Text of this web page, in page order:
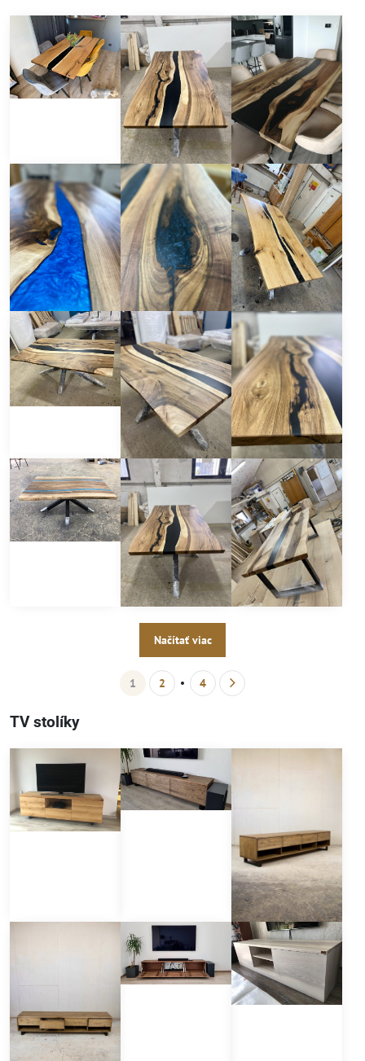
Načítať viac
1 2 4
TV stolíky